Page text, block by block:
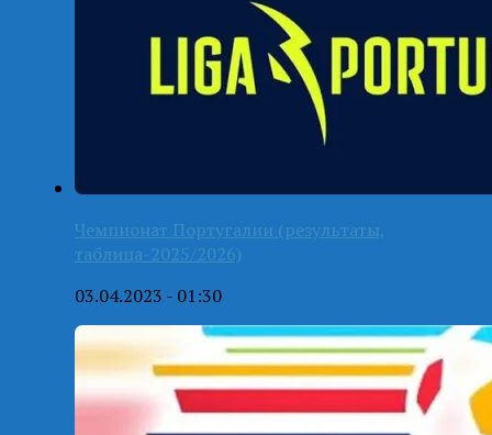
Чемпионат Португалии (результаты,
таблица-2025/2026)
03.04.2023 - 01:30